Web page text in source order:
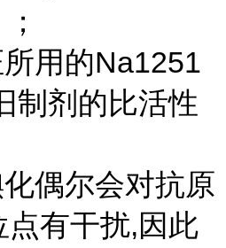
用的Na1251
制剂的比活性
偶尔会对抗原
点有干扰,因此